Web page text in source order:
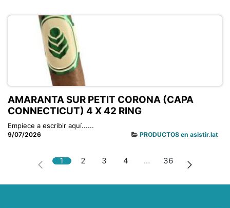
AMARANTA SUR PETIT CORONA (CAPA
CONNECTICUT) 4 X 42 RING
Empiece a escribir aquí......
9/07/2026 PRODUCTOS en asistir.lat
1 2 3 4 … 36